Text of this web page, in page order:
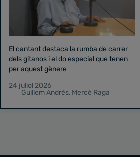
El cantant destaca la rumba de carrer
dels gitanos i el do especial que tenen
per aquest gènere
24 juliol 2026
Guillem Andrés, Mercè Raga